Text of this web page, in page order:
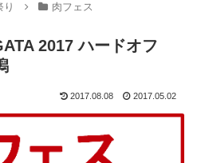
り 肉フェス
2017 ハードオフ
2017.08.08 2017.05.02